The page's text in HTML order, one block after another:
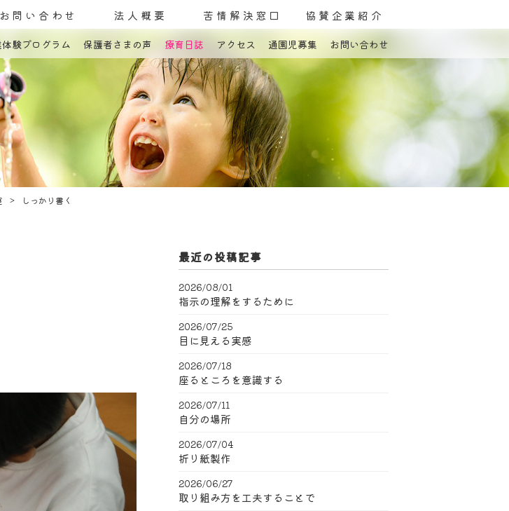
お問い合わせ 法人概要 苦情解決窓口 協賛企業紹介
験プログラム 保護者さまの声 療育日誌 アクセス 通園児募集 お問い合わせ
よくある質問
お問い合わせ
しっかり書く
最近の投稿記事
2026/08/01
指示の理解をするために
2026/07/25
目に見える実感
2026/07/18
座るところを意識する
2026/07/11
自分の場所
2026/07/04
折り紙製作
2026/06/27
取り組み方を工夫することで